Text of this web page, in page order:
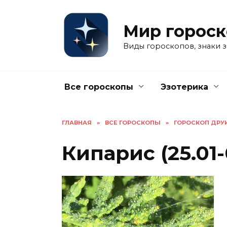
Мир
Виды гороскопов, знаки
Все гороскопы Эзотерика
ГЛАВНАЯ » ВСЕ ГОРОСКОПЫ » ГОРОСКОП
Кипарис